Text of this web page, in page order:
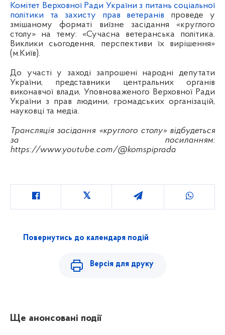
Комітет Верховної Ради України з питань соціальної
політики та захисту прав ветеранів проведе у
змішаному форматі виїзне засідання «круглого
столу» на тему: «Сучасна ветеранська політика.
Виклики сьогодення, перспективи їх вирішення»
(м.Київ).
До участі у заході запрошені народні депутати
України, представники центральних органів
виконавчої влади, Уповноваженого Верховної Ради
України з прав людини, громадських організацій,
науковці та медіа.
Трансляція засідання «круглого столу» відбудеться
за посиланням:
https://www.youtube.com/@komspiprada
Повернутись до календаря подій
Версія для друку
Ще анонсовані події